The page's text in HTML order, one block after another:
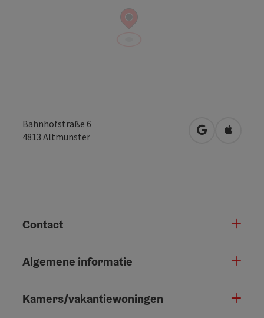
Bahnhofstraße 6
4813 Altmünster Openen in
Contact
Algemene informatie
Kamers/vakantiewoningen